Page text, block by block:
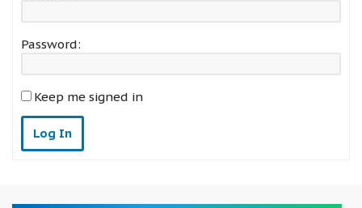
Password:
Keep me signed in
Log In